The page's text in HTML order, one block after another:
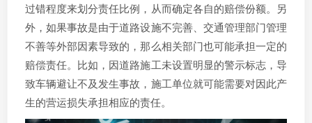
过错程度来划分责任比例，从而确定各自的赔偿份额。另
外，如果事故是由于道路设施不完善、交通管理部门管理
不善等外部因素导致的，那么相关部门也可能承担一定的
赔偿责任。比如，因道路施工未设置明显的警示标志，导
致车辆避让不及发生事故，施工单位就可能需要对因此产
生的营运损失承担相应的责任。